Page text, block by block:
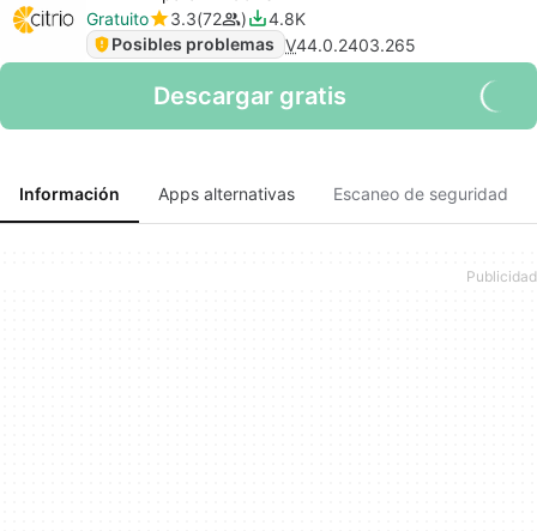
Gratuito
3.3 72
4.8K
Posibles problemas V44.0.2403.265
Descargar gratis
Información Apps alternativas Escaneo de seguridad